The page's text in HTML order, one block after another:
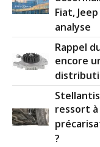
Fiat,
analyse
Rappel
encore
ressort à
?